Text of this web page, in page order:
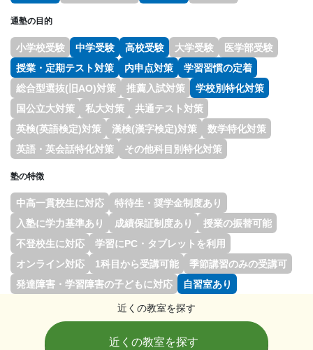
通塾の目的
小学校受験 中学受験 高校受験 大学受験
医学部受験
授業・定期テスト対策
内申点対策
学習習慣の定着
総合型選抜(旧AO)対策
推薦入試対策
学校別特化対策
国公立大対策
私大対策
共通テスト対策
英検(英語検定)対策
漢検(漢字検定)対策
数学特化対策
英語・英会話特化対策
その他科目別特化対策
塾の特徴
中高一貫校生に対応
特待生・奨学金制度あり
入塾に学力基準あり
成績保証制度あり
授業の振替可能
不登校生に対応
学習にPC・タブレットを利用
オンライン対応
1科目から受講可能
季節講習のみの受講可
発達障害・学習障害の子どもに対応
自習室あり
近くの教室を探す
近くの教室を探す